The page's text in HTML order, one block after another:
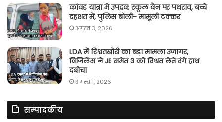
कांवड़ यात्रा में उपद्रव: स्कूल वैन पर पथराव, बच्चे
दहशत में, पुलिस बोली- मामूली टक्कर
अगस्त 3, 2026
LDA में रिश्वतखोरी का बड़ा मामला उजागर,
विजिलेंस ने JE समेत 3 को रिश्वत लेते रंगे हाथ
दबोचा
अगस्त 1, 2026
सम्पादकीय